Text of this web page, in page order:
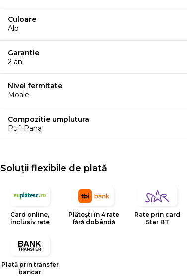
Culoare
Alb
Garantie
2 ani
Nivel fermitate
Moale
Compozitie umplutura
Puf; Pana
Soluții flexibile de plată
Card online,
inclusiv rate
Plătești în 4 rate
fără dobândă
Rate prin card
Star BT
Plată prin transfer
bancar